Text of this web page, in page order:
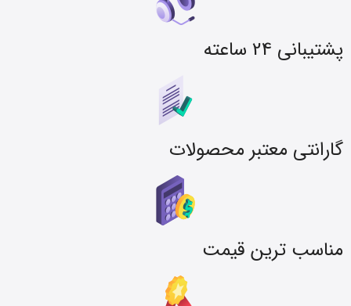
پشتیبانی 24 ساعته
گارانتی معتبر محصولات
مناسب ترین قیمت